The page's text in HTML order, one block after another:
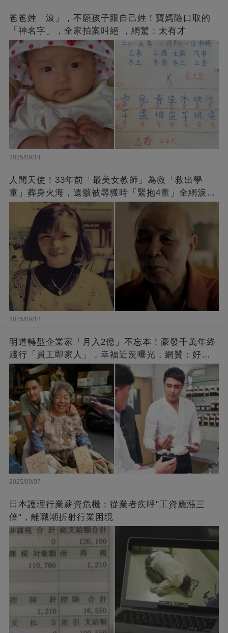
爸爸姓「滾」，不願孩子跟自己姓！寶媽隨口取的
「神名字」，全家拍案叫絕 ，網驚：太有才
2025/09/14
人間天使！33年前「最美女教師」為救「救出學
童」葬身火海，遺骸被尋獲時「緊抱4童」全網淚
崩：真正的英雄不該被遺忘
2025/09/12
明道轉型企業家「月入2億」不忘本！豪發千萬年終
踐行「員工即家人」，幸福近況曝光，網贊：好老
闆的福報
2025/09/07
日本護理行業薪資危機：從業者疾呼"工資應漲三
倍"，離職潮折射行業困境